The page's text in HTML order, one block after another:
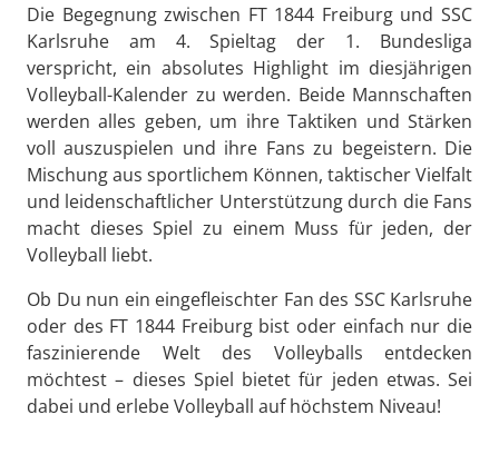
Die Begegnung zwischen FT 1844 Freiburg und SSC
Karlsruhe am 4. Spieltag der 1. Bundesliga
verspricht, ein absolutes Highlight im diesjährigen
Volleyball-Kalender zu werden. Beide Mannschaften
werden alles geben, um ihre Taktiken und Stärken
voll auszuspielen und ihre Fans zu begeistern. Die
Mischung aus sportlichem Können, taktischer Vielfalt
und leidenschaftlicher Unterstützung durch die Fans
macht dieses Spiel zu einem Muss für jeden, der
Volleyball liebt.
Ob Du nun ein eingefleischter Fan des SSC Karlsruhe
oder des FT 1844 Freiburg bist oder einfach nur die
faszinierende Welt des Volleyballs entdecken
möchtest – dieses Spiel bietet für jeden etwas. Sei
dabei und erlebe Volleyball auf höchstem Niveau!